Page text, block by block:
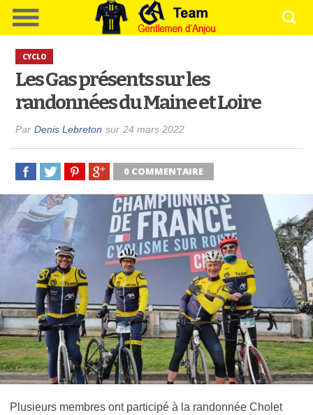
CYCLO
Les Gas présents sur les
randonnées du Maine et Loire
Par Denis Lebreton sur 24 mars 2022
0 COMMENTAIRE
Plusieurs membres ont participé à la randonnée Cholet